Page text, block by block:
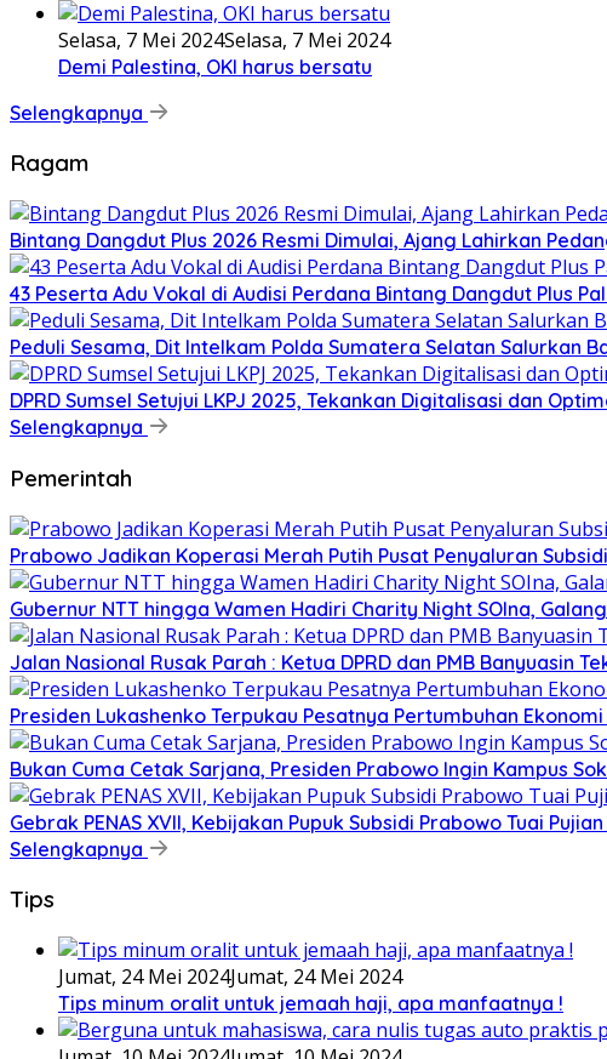
Selasa, 7 Mei 2024Selasa, 7 Mei 2024
Demi Palestina, OKI harus bersatu
Selengkapnya
Ragam
Bintang Dangdut Plus 2026 Resmi Dimulai, Ajang Lahirkan
43 Peserta Adu Vokal di Audisi Perdana Bintang Dangdut Plus
Peduli Sesama, Dit Intelkam Polda Sumatera Selatan Salurkan
DPRD Sumsel Setujui LKPJ 2025, Tekankan Digitalisasi dan
Selengkapnya
Pemerintah
Prabowo Jadikan Koperasi Merah Putih Pusat Penyaluran
Gubernur NTT hingga Wamen Hadiri Charity Night SOIna,
Jalan Nasional Rusak Parah : Ketua DPRD dan PMB Banyuasin
Presiden Lukashenko Terpukau Pesatnya Pertumbuhan
Bukan Cuma Cetak Sarjana, Presiden Prabowo Ingin Kampus
Gebrak PENAS XVII, Kebijakan Pupuk Subsidi Prabowo Tuai
Selengkapnya
Tips
Jumat, 24 Mei 2024Jumat, 24 Mei 2024
Tips minum oralit untuk jemaah haji, apa manfaatnya !